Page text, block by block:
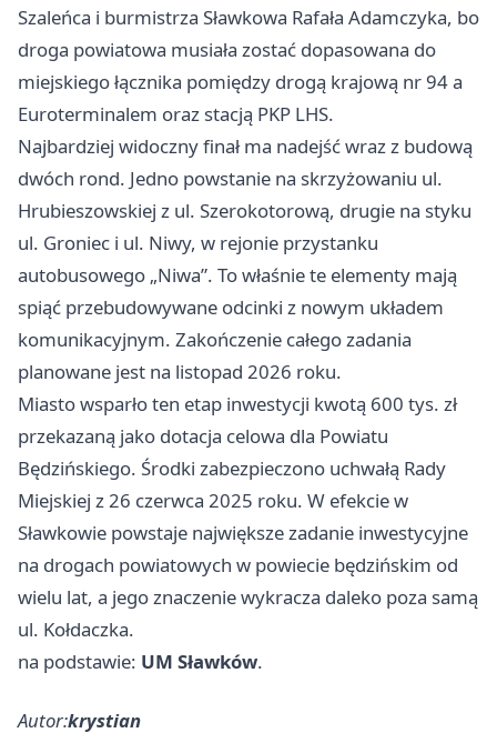
Szaleńca i burmistrza Sławkowa Rafała Adamczyka, bo
droga powiatowa musiała zostać dopasowana do
miejskiego łącznika pomiędzy drogą krajową nr 94 a
Euroterminalem oraz stacją PKP LHS.
Najbardziej widoczny finał ma nadejść wraz z budową
dwóch rond. Jedno powstanie na skrzyżowaniu ul.
Hrubieszowskiej z ul. Szerokotorową, drugie na styku
ul. Groniec i ul. Niwy, w rejonie przystanku
autobusowego „Niwa”. To właśnie te elementy mają
spiąć przebudowywane odcinki z nowym układem
komunikacyjnym. Zakończenie całego zadania
planowane jest na listopad 2026 roku.
Miasto wsparło ten etap inwestycji kwotą 600 tys. zł
przekazaną jako dotacja celowa dla Powiatu
Będzińskiego. Środki zabezpieczono uchwałą Rady
Miejskiej z 26 czerwca 2025 roku. W efekcie w
Sławkowie powstaje największe zadanie inwestycyjne
na drogach powiatowych w powiecie będzińskim od
wielu lat, a jego znaczenie wykracza daleko poza samą
ul. Kołdaczka.
na podstawie: UM Sławków.
Autor:krystian